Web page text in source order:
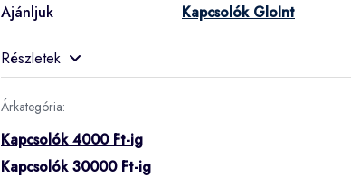
Ajánljuk
Kapcsolók GloInt
Részletek
Árkategória:
Kapcsolók 4000 Ft-ig
Kapcsolók 30000 Ft-ig